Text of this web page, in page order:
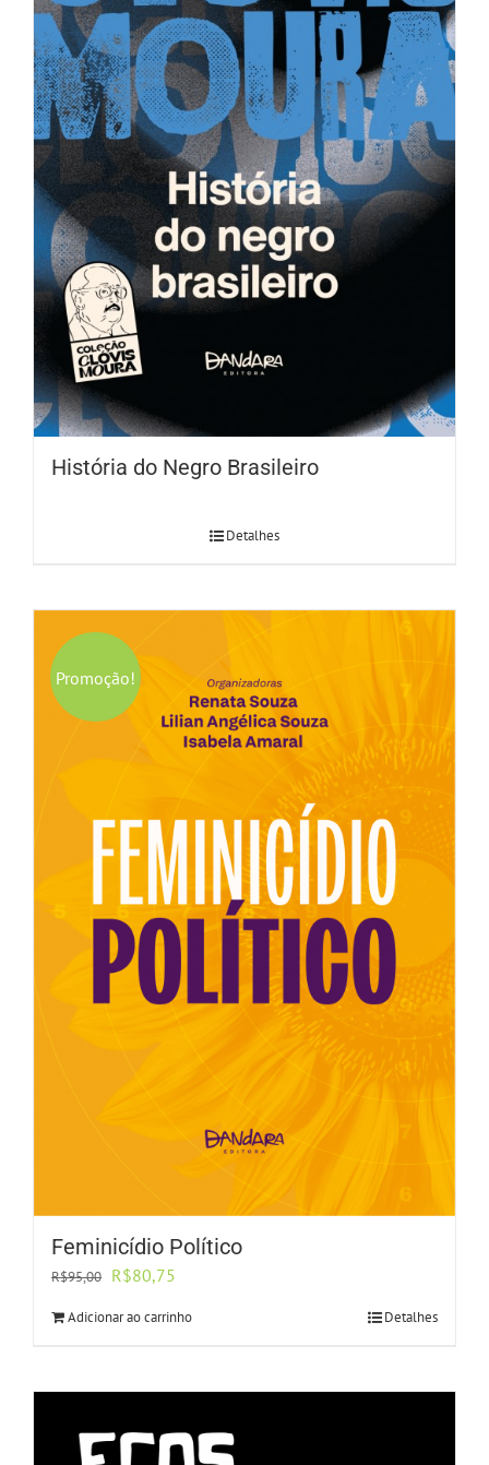
História do Negro Brasileiro
Detalhes
Promoção!
Feminicídio Político
R$95,00 O
R$95,00.
R$80,75
R$80,75.
Adicionar ao carrinho Detalhes